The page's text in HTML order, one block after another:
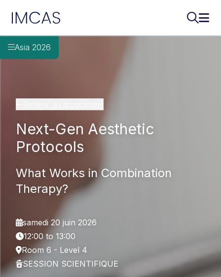
IMCAS
Asia 2026
Next-Gen Aesthetic
Protocols
What Works in Combination
Therapy?
samedi 20 juin 2026
12:00 to 13:00
Room 6 - Level 4
SESSION SCIENTIFIQUE